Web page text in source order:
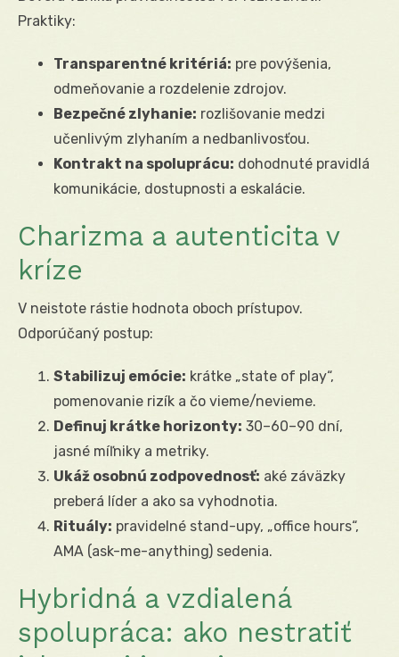
Praktiky:
Transparentné kritériá: pre povýšenia,
odmeňovanie a rozdelenie zdrojov.
Bezpečné zlyhanie: rozlišovanie medzi
učenlivým zlyhaním a nedbanlivosťou.
Kontrakt na spoluprácu: dohodnuté pravidlá
komunikácie, dostupnosti a eskalácie.
Charizma a autenticita v
kríze
V neistote rástie hodnota oboch prístupov.
Odporúčaný postup:
Stabilizuj emócie: krátke „state of play“,
pomenovanie rizík a čo vieme/nevieme.
Definuj krátke horizonty: 30–60–90 dní,
jasné míľniky a metriky.
Ukáž osobnú zodpovednosť: aké záväzky
preberá líder a ako sa vyhodnotia.
Rituály: pravidelné stand-upy, „office hours“,
AMA (ask-me-anything) sedenia.
Hybridná a vzdialená
spolupráca: ako nestratiť